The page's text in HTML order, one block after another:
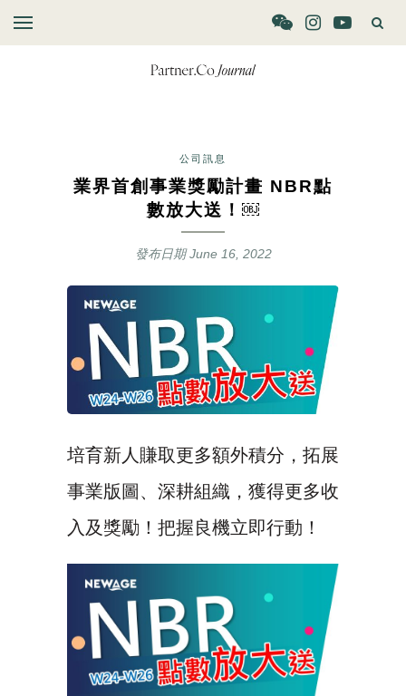
公司訊息
業界首創事業獎勵計畫 NBR點
數放大送！￼
發布日期June 16, 2022
培育新人賺取更多額外積分，拓展
事業版圖、深耕組織，獲得更多收
入及獎勵！把握良機立即行動！